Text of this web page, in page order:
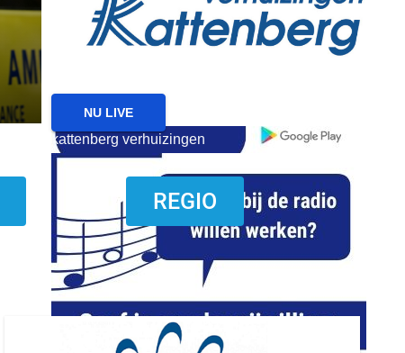
Brand gemeld bij
Ermelo
kattenberg verhuizingen
NU LIVE
REGIO